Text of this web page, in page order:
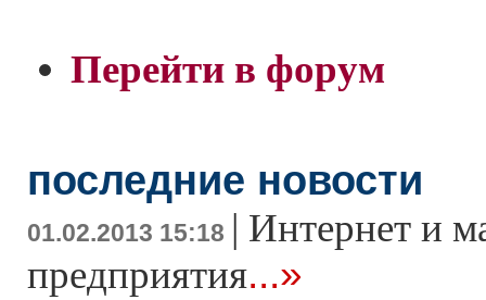
Перейти в форум
последние новости
01.02.2013 15:18 | Интернет и
предприятия...»